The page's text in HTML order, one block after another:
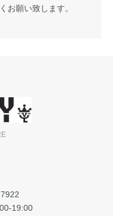
お願い致します。
19:00